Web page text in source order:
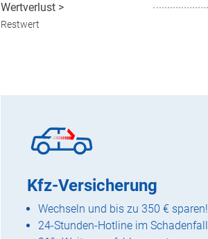
Wertverlust >
Restwert
Kfz-Versicherung
Wechseln und bis zu 350 € sparen!
24-Stunden-Hotline im Schadenfall